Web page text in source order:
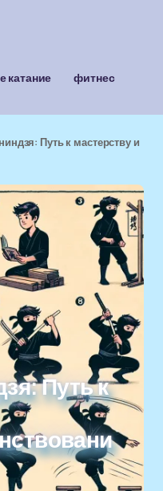
катание
фитнес
Путь к мастерству и
Путь к